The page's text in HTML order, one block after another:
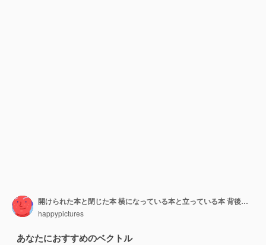
開けられた本と閉じた本 横になっている本と立っている本 背後には花の構成がある本 ベクトルセット
happypictures
あなたにおすすめのベクトル